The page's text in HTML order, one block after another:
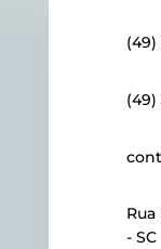
(49)
(49)
- SC